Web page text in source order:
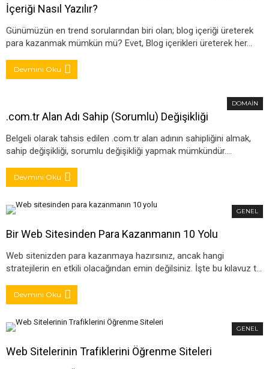
İçeriği Nasıl Yazılır?
Günümüzün en trend sorularından biri olan; blog içeriği üreterek
para kazanmak mümkün mü? Evet, Blog içerikleri üreterek her…
Devmını Oku
DOMAIN
.com.tr Alan Adı Sahip (Sorumlu) Değişikliği
Belgeli olarak tahsis edilen .com.tr alan adının sahipliğini almak,
sahip değişikliği, sorumlu değişikliği yapmak mümkündür.…
Devmını Oku
GENEL
Bir Web Sitesinden Para Kazanmanın 10 Yolu
Web sitenizden para kazanmaya hazırsınız, ancak hangi
stratejilerin en etkili olacağından emin değilsiniz. İşte bu kılavuz t…
Devmını Oku
GENEL
Web Sitelerinin Trafiklerini Öğrenme Siteleri